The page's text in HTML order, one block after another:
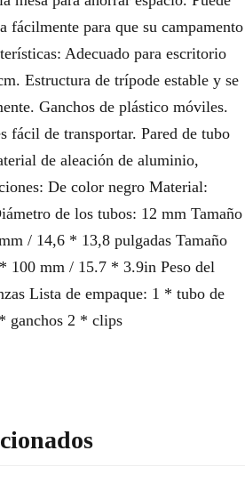
fácilmente para que su campamento
Adecuado para escritorio
Estructura de trípode estable y se
Ganchos de plástico móviles.
fácil de transportar. Pared de tubo
de aleación de aluminio,
De color negro Material:
de los tubos: 12 mm Tamaño
/ 14,6 * 13,8 pulgadas Tamaño
100 mm / 15.7 * 3.9in Peso del
Lista de empaque: 1 * tubo de
ganchos 2 * clips